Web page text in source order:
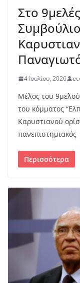
Στο
4 Ιουλίου, 2026
Μέλος του
του κόμματος
Καρυστιανού
πανεπιστημιακός
Περισσότερα